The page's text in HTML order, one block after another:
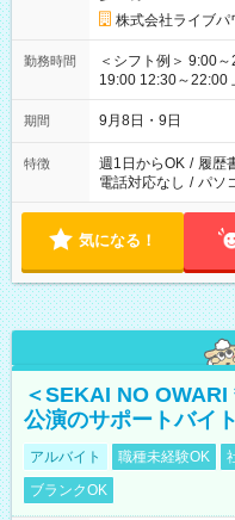
株式会社ライブパ
勤務時間
＜シフト例＞ 9:00
19:00 12:30～22:00 上記の時間から好きな時間を選べます！ ※
時間は変更となる可
期間 9月8日・9日
特徴 週1日からOK / 履歴
電話対応なし / パソ
気になる！
＜SEKAI NO
公演のサポートバイト
アルバイト 職種未経験OK
ブランクOK